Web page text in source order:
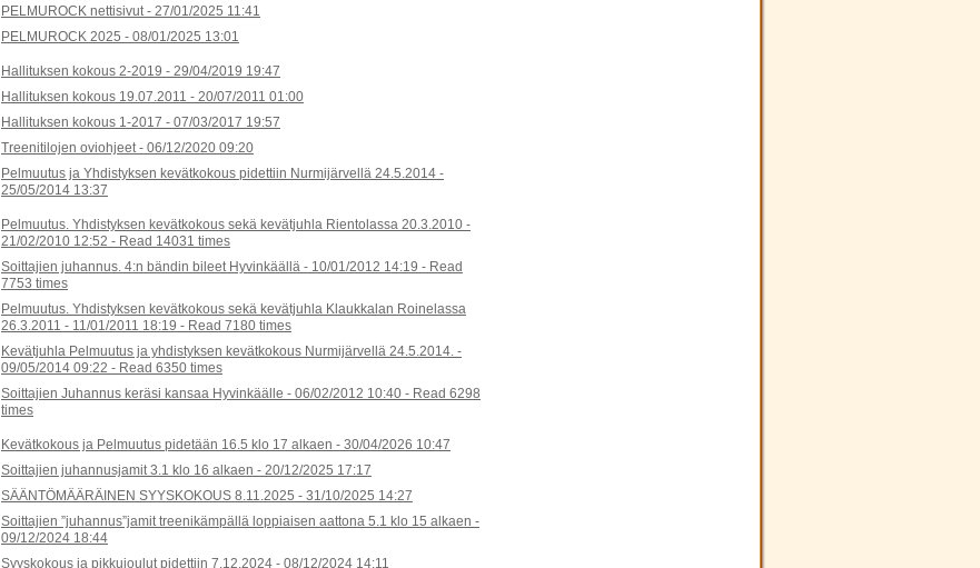
PELMUROCK nettisivut - 27/01/2025 11:41
PELMUROCK 2025 - 08/01/2025 13:01
Hallituksen kokous 2-2019 - 29/04/2019 19:47
Hallituksen kokous 19.07.2011 - 20/07/2011 01:00
Hallituksen kokous 1-2017 - 07/03/2017 19:57
Treenitilojen oviohjeet - 06/12/2020 09:20
Pelmuutus ja Yhdistyksen kevätkokous pidettiin Nurmijärvellä 24.5.2014 -
25/05/2014 13:37
Pelmuutus. Yhdistyksen kevätkokous sekä kevätjuhla Rientolassa 20.3.2010 -
21/02/2010 12:52 - Read 14031 times
Soittajien juhannus. 4:n bändin bileet Hyvinkäällä - 10/01/2012 14:19 - Read
7753 times
Pelmuutus. Yhdistyksen kevätkokous sekä kevätjuhla Klaukkalan Roinelassa
26.3.2011 - 11/01/2011 18:19 - Read 7180 times
Kevätjuhla Pelmuutus ja yhdistyksen kevätkokous Nurmijärvellä 24.5.2014. -
09/05/2014 09:22 - Read 6350 times
Soittajien Juhannus keräsi kansaa Hyvinkäälle - 06/02/2012 10:40 - Read 6298
times
Kevätkokous ja Pelmuutus pidetään 16.5 klo 17 alkaen - 30/04/2026 10:47
Soittajien juhannusjamit 3.1 klo 16 alkaen - 20/12/2025 17:17
SÄÄNTÖMÄÄRÄINEN SYYSKOKOUS 8.11.2025 - 31/10/2025 14:27
Soittajien ”juhannus”jamit treenikämpällä loppiaisen aattona 5.1 klo 15 alkaen -
09/12/2024 18:44
Syyskokous ja pikkujoulut pidettiin 7.12.2024 - 08/12/2024 14:11